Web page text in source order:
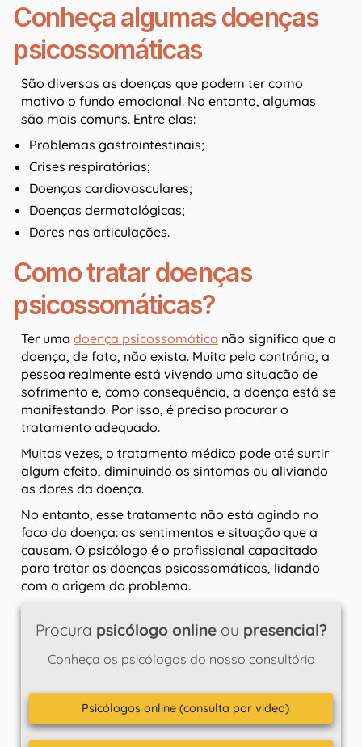
Conheça algumas doenças
psicossomáticas
São diversas as doenças que podem ter como
motivo o fundo emocional. No entanto, algumas
são mais comuns. Entre elas:
Problemas gastrointestinais;
Crises respiratórias;
Doenças cardiovasculares;
Doenças dermatológicas;
Dores nas articulações.
Como tratar doenças
psicossomáticas?
Ter uma doença psicossomática não significa que a
doença, de fato, não exista. Muito pelo contrário, a
pessoa realmente está vivendo uma situação de
sofrimento e, como consequência, a doença está se
manifestando. Por isso, é preciso procurar o
tratamento adequado.
Muitas vezes, o tratamento médico pode até surtir
algum efeito, diminuindo os sintomas ou aliviando
as dores da doença.
No entanto, esse tratamento não está agindo no
foco da doença: os sentimentos e situação que a
causam. O psicólogo é o profissional capacitado
para tratar as doenças psicossomáticas, lidando
com a origem do problema.
Procura psicólogo onlineou presencial?
Conheça os psicólogos do nosso consultório
Psicólogos online (consulta por video)